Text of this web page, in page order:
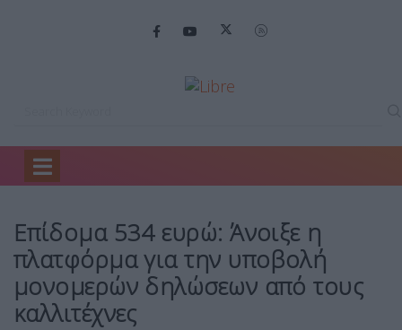
Home
Επίδομα 534 ευρώ: Άνοιξε η
πλατφόρμα για την υποβολή
μονομερών δηλώσεων από τους
καλλιτέχνες